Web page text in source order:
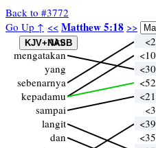
Back to #3772
Go Up ↑ << Matthew 5:18 >>
Aku
mengatakan
yang
sebenarnya
kepadamu
sampai
langit
dan